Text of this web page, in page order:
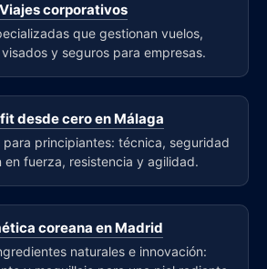
Viajes corporativos
que gestionan vuelos,
y seguros para empresas.
desde cero en Málaga
para principiantes: técnica, seguridad
en fuerza, resistencia y agilidad.
coreana en Madrid
naturales e innovación: